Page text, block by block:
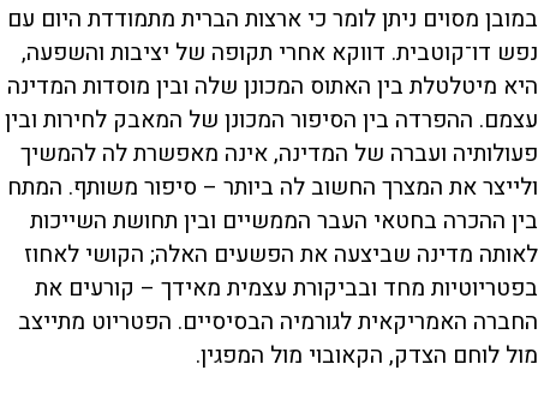
במובן מסוים ניתן לומר כי ארצות הברית מתמודדת היום עם
נפש דו־קוטבית. דווקא אחרי תקופה של יציבות והשפעה,
היא מיטלטלת בין האתוס המכונן שלה ובין מוסדות המדינה
עצמם. ההפרדה בין הסיפור המכונן של המאבק לחירות ובין
פעולותיה ועברה של המדינה, אינה מאפשרת לה להמשיך
ולייצר את המצרך החשוב לה ביותר – סיפור משותף. המתח
בין ההכרה בחטאי העבר הממשיים ובין תחושת השייכות
לאותה מדינה שביצעה את הפשעים האלה; הקושי לאחוז
בפטריוטיות מחד ובביקורת עצמית מאידך – קורעים את
החברה האמריקאית לגורמיה הבסיסיים. הפטריוט מתייצב
מול לוחם הצדק, הקאובוי מול המפגין.